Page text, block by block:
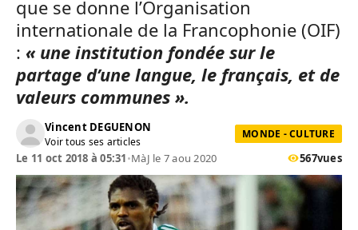
que se donne l’Organisation
internationale de la Francophonie (OIF)
: « une institution fondée sur le
partage d’une langue, le français, et de
valeurs communes ».
Vincent DEGUENON
Voir tous ses articles
MONDE - CULTURE
Le 11 oct 2018 à 05:31•MàJ le 7 aou 2020 567vues